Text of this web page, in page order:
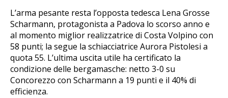
L’arma pesante resta l’opposta tedesca Lena Grosse
Scharmann, protagonista a Padova lo scorso anno e
al momento miglior realizzatrice di Costa Volpino con
58 punti; la segue la schiacciatrice Aurora Pistolesi a
quota 55. L’ultima uscita utile ha certificato la
condizione delle bergamasche: netto 3-0 su
Concorezzo con Scharmann a 19 punti e il 40% di
efficienza.